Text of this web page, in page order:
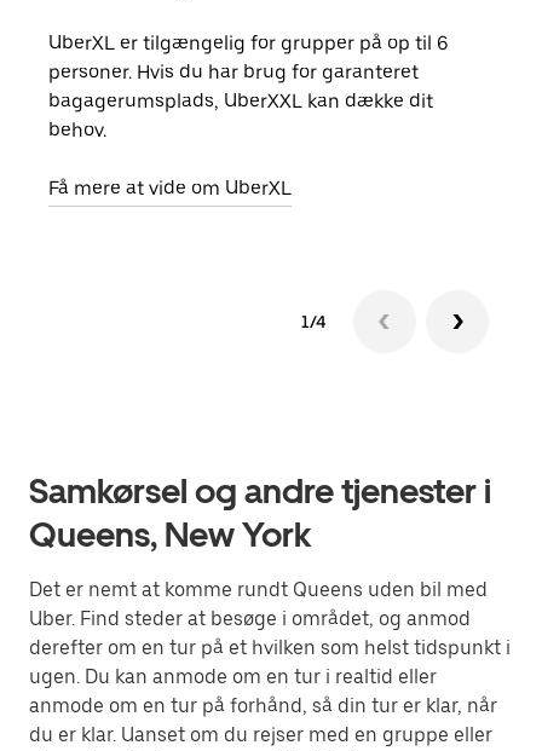
UberXL er tilgængelig for grupper på op til 6
personer. Hvis du har brug for garanteret
bagagerumsplads, UberXXL kan dække dit
behov.
Få mere at vide om UberXL
1/4
Samkørsel og andre tjenester i
Queens, New York
Det er nemt at komme rundt Queens uden bil med
Uber. Find steder at besøge i området, og anmod
derefter om en tur på et hvilken som helst tidspunkt i
ugen. Du kan anmode om en tur i realtid eller
anmode om en tur på forhånd, så din tur er klar, når
du er klar. Uanset om du rejser med en gruppe eller